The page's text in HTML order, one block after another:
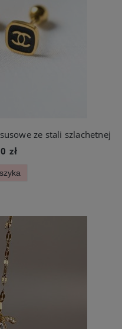
ze stali szlachetnej
zł